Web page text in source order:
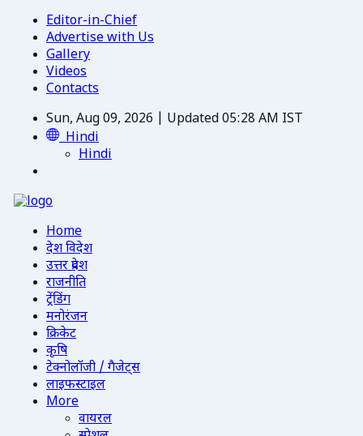
Editor-in-Chief
Advertise with Us
Gallery
Videos
Contacts
Sun, Aug 09, 2026 | Updated 05:28 AM IST
Hindi
Hindi
Home
देश विदेश
उत्तर प्रदेश
राजनीति
ट्रेंडिंग
मनोरंजन
क्रिकेट
कृषि
टेक्नोलॉजी / गैजेट्स
लाइफस्टाइल
More
वायरल